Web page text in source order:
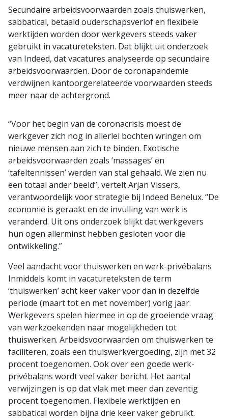
Secundaire arbeidsvoorwaarden zoals thuiswerken,
sabbatical, betaald ouderschapsverlof en flexibele
werktijden worden door werkgevers steeds vaker
gebruikt in vacatureteksten. Dat blijkt uit onderzoek
van Indeed, dat vacatures analyseerde op secundaire
arbeidsvoorwaarden. Door de coronapandemie
verdwijnen kantoorgerelateerde voorwaarden steeds
meer naar de achtergrond.
“Voor het begin van de coronacrisis moest de
werkgever zich nog in allerlei bochten wringen om
nieuwe mensen aan zich te binden. Exotische
arbeidsvoorwaarden zoals ‘massages’ en
‘tafeltennissen’ werden van stal gehaald. We zien nu
een totaal ander beeld”, vertelt Arjan Vissers,
verantwoordelijk voor strategie bij Indeed Benelux. “De
economie is geraakt en de invulling van werk is
veranderd. Uit ons onderzoek blijkt dat werkgevers
hun ogen allerminst hebben gesloten voor die
ontwikkeling.”
Veel aandacht voor thuiswerken en werk-privébalans
Inmiddels komt in vacatureteksten de term
‘thuiswerken’ acht keer vaker voor dan in dezelfde
periode (maart tot en met november) vorig jaar.
Werkgevers spelen hiermee in op de groeiende vraag
van werkzoekenden naar mogelijkheden tot
thuiswerken. Arbeidsvoorwaarden om thuiswerken te
faciliteren, zoals een thuiswerkvergoeding, zijn met 32
procent toegenomen. Ook over een goede werk-
privébalans wordt veel vaker bericht. Het aantal
verwijzingen is op dat vlak met meer dan zeventig
procent toegenomen. Flexibele werktijden en
sabbatical worden bijna drie keer vaker gebruikt.